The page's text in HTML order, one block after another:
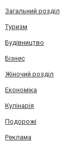
Загальний розділ
Туризм
Будівництво
Бізнес
Жіночий розділ
Економіка
Кулінарія
Подорожі
Реклама